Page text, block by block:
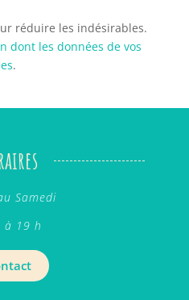
réduire les indésirables.
dont les données de vos
.
Samedi
à 19 h